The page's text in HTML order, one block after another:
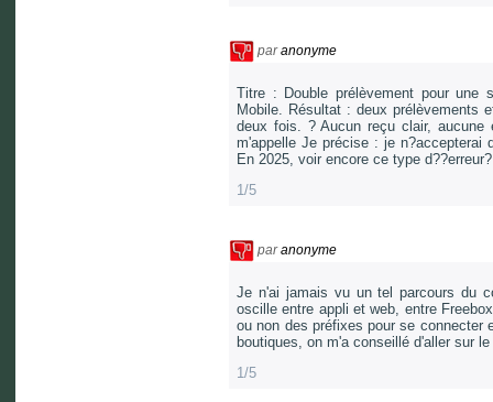
paranonyme
Titre : Double prélèvement pour
Mobile. Résultat : deux prélèvements
deux fois. ? Aucun reçu clair, aucune
m'appelle Je précise : je n?accepterai
En 2025, voir encore ce type d??erreur?
1/5
paranonyme
Je n'ai jamais vu un tel parcours du
oscille entre appli et web, entre
ou non des préfixes pour se connecter
boutiques, on m'a conseillé d'aller sur
1/5